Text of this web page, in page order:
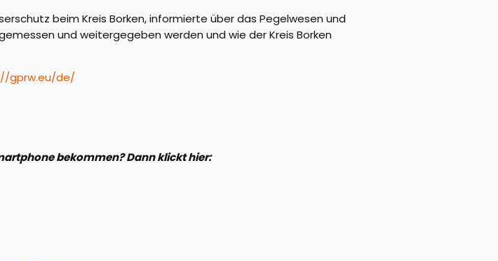
beim Kreis Borken, informierte über das Pegelwesen und
und weitergegeben werden und wie der Kreis Borken
gprw.eu/de/
bekommen? Dann klickt hier: